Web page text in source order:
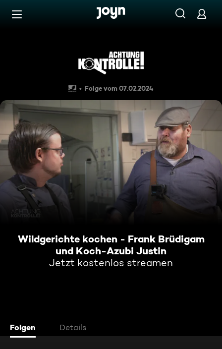
Zum Inhalt springen
Wildgerichte kochen -
Folge vom 07.02.2024
Wildgerichte kochen - Frank Brüdigam
und Koch-Azubi Justin
Jetzt kostenlos streamen
Folgen Details